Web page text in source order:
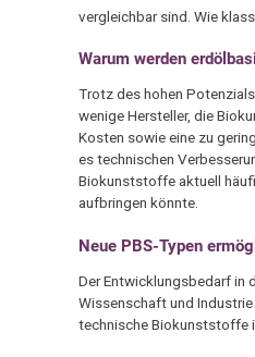
vergleichbar sind. Wie
Warum werden
Trotz des hohen
wenige Hersteller, die
Kosten sowie eine zu
es technischen
Biokunststoffe aktuell
aufbringen könnte.
Neue PBS-Typen
Der Entwicklungsbedarf in
Wissenschaft und
technische Biokunststoffe